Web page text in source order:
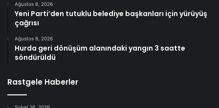
Ağustos 8, 2026
Yeni Parti’den tutuklu belediye başkanları için yürüyüş
çağrısı
Ağustos 8, 2026
Hurda geri dönüşüm alanındaki yangın 3 saatte
söndürüldü
Rastgele Haberler
Şubat 16, 2026